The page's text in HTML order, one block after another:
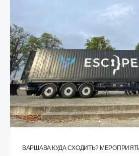
ВАРШАВА КУДА СХОДИТЬ?